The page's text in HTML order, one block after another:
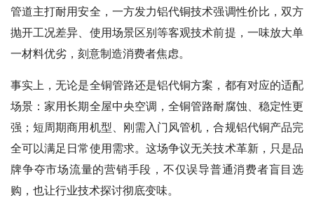
管道主打耐用安全，一方发力铝代铜技术强调性价比，双方
抛开工况差异、使用场景区别等客观技术前提，一味放大单
一材料优劣，刻意制造消费者焦虑。
事实上，无论是全铜管路还是铝代铜方案，都有对应的适配
场景：家用长期全屋中央空调，全铜管路耐腐蚀、稳定性更
强；短周期商用机型、刚需入门风管机，合规铝代铜产品完
全可以满足日常使用需求。这场争议无关技术革新，只是品
牌争夺市场流量的营销手段，不仅误导普通消费者盲目选
购，也让行业技术探讨彻底变味。